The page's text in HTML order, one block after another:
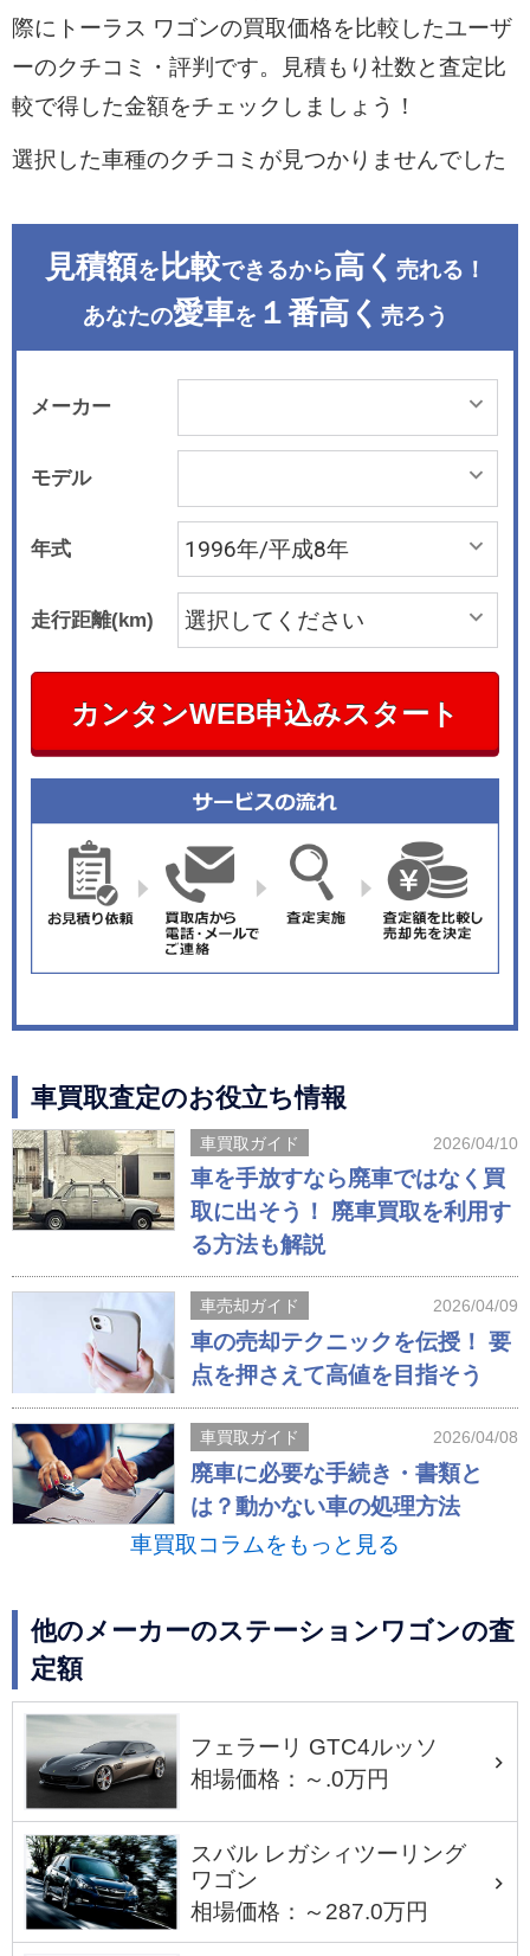
際にトーラス ワゴンの買取価格を比較したユーザ
ーのクチコミ・評判です。見積もり社数と査定比
較で得した金額をチェックしましょう！
選択した車種のクチコミが見つかりませんでした
見積額を 比較できるから高く 売れる！
あなたの愛車を １番高く 売ろう
メーカー
モデル
年式
走行距離(km)
カンタンWEB申込みスタート
車買取査定のお役立ち情報
車買取ガイド 2026/04/10
車を手放すなら廃車ではなく買
取に出そう！ 廃車買取を利用す
る方法も解説
車売却ガイド 2026/04/09
車の売却テクニックを伝授！ 要
点を押さえて高値を目指そう
車買取ガイド 2026/04/08
廃車に必要な手続き・書類と
は？動かない車の処理方法
車買取コラムをもっと見る
他のメーカーのステーションワゴンの査
定額
フェラーリ GTC4ルッソ
相場価格：～.0万円
スバル レガシィツーリング
ワゴン
相場価格：～287.0万円